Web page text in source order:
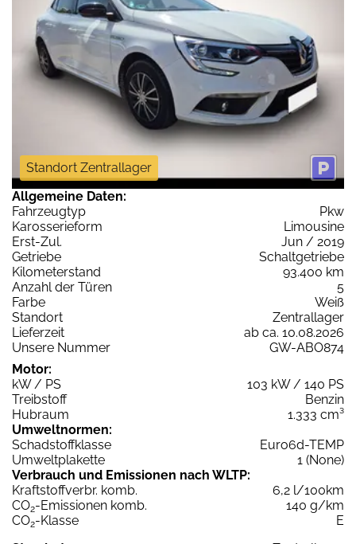
Standort Zentrallager
Allgemeine Daten:
Fahrzeugtyp
Pkw
Karosserieform
Limousine
Erst-Zul.
Jun / 2019
Getriebe
Schaltgetriebe
Kilometerstand
93.400 km
Anzahl der Türen
5
Farbe
Weiß
Standort
Zentrallager
Lieferzeit
ab ca. 10.08.2026
Unsere Nummer
GW-ABO874
Motor:
kW / PS
103 kW / 140 PS
Treibstoff
Benzin
Hubraum
1.333 cm³
Umweltnormen:
Schadstoffklasse
Euro6d-TEMP
Umweltplakette
1 (None)
Verbrauch und Emissionen nach WLTP:
Kraftstoffverbr. komb.
6,2 l/100km
CO2-Emissionen komb.
140 g/km
CO2-Klasse
E